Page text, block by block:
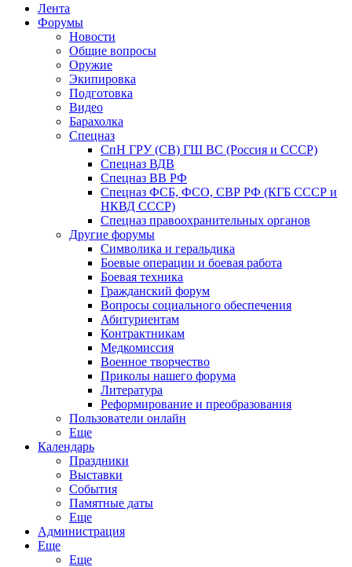
Лента
Форумы
Новости
Общие вопросы
Оружие
Экипировка
Подготовка
Видео
Барахолка
Спецназ
СпН ГРУ (СВ) ГШ ВС (Россия и СССР)
Спецназ ВДВ
Спецназ ВВ РФ
Спецназ ФСБ, ФСО, СВР РФ (КГБ СССР и
НКВД СССР)
Спецназ правоохранительных органов
Другие форумы
Символика и геральдика
Боевые операции и боевая работа
Боевая техника
Гражданский форум
Вопросы социального обеспечения
Абитуриентам
Контрактникам
Медкомиссия
Военное творчество
Приколы нашего форума
Литература
Реформирование и преобразования
Пользователи онлайн
Еще
Календарь
Праздники
Выставки
События
Памятные даты
Еще
Администрация
Еще
Еще